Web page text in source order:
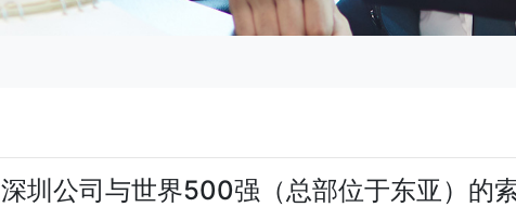
深圳公司与世界500强（总部位于东亚）的